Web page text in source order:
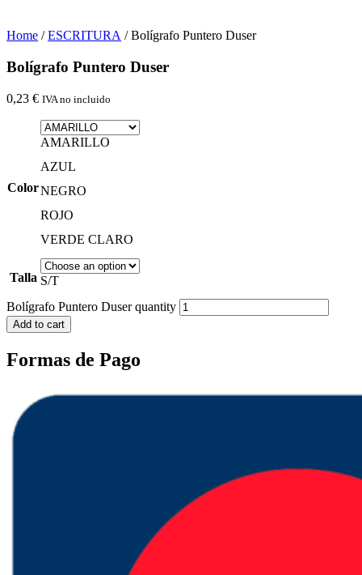
Home /ESCRITURA / Bolígrafo Puntero Duser
Bolígrafo Puntero Duser
0,23 € IVA no incluido
Color
AMARILLO
AZUL
NEGRO
ROJO
VERDE CLARO
Talla S/T
Bolígrafo Puntero Duser quantity
Add to cart
Formas de Pago